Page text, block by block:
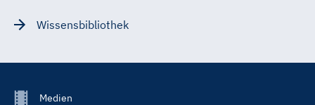
Wissensbibliothek
FooterMedien